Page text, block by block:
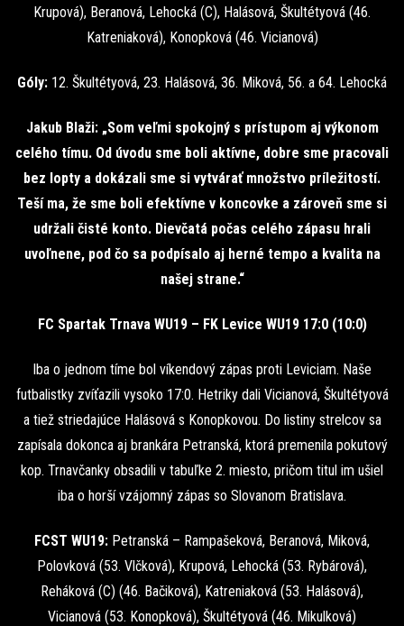
Krupová), Beranová, Lehocká (C), Halásová, Škultétyová (46.
Katreniaková), Konopková (46. Vicianová)
Góly: 12. Škultétyová, 23. Halásová, 36. Miková, 56. a 64. Lehocká
Jakub Blaži: „Som veľmi spokojný s prístupom aj výkonom
celého tímu. Od úvodu sme boli aktívne, dobre sme pracovali
bez lopty a dokázali sme si vytvárať množstvo príležitostí.
Teší ma, že sme boli efektívne v koncovke a zároveň sme si
udržali čisté konto. Dievčatá počas celého zápasu hrali
uvoľnene, pod čo sa podpísalo aj herné tempo a kvalita na
našej strane.“
FC Spartak Trnava WU19 – FK Levice WU19 17:0 (10:0)
Iba o jednom tíme bol víkendový zápas proti Leviciam. Naše
futbalistky zvíťazili vysoko 17:0. Hetriky dali Vicianová, Škultétyová
a tiež striedajúce Halásová s Konopkovou. Do listiny strelcov sa
zapísala dokonca aj brankára Petranská, ktorá premenila pokutový
kop. Trnavčanky obsadili v tabuľke 2. miesto, pričom titul im ušiel
iba o horší vzájomný zápas so Slovanom Bratislava.
FCST WU19: Petranská – Rampašeková, Beranová, Miková,
Polovková (53. Vlčková), Krupová, Lehocká (53. Rybárová),
Reháková (C) (46. Bačiková), Katreniaková (53. Halásová),
Vicianová (53. Konopková), Škultétyová (46. Mikulková)